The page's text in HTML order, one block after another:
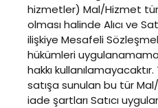
hizmetler) Mal/Hizmet
olması halinde Alıcı ve
ilişkiye Mesafeli
hükümleri
hakkı
satışa sunulan bu tür
iade şartları Satıcı